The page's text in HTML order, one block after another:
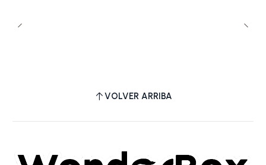
VOLVER ARRIBA